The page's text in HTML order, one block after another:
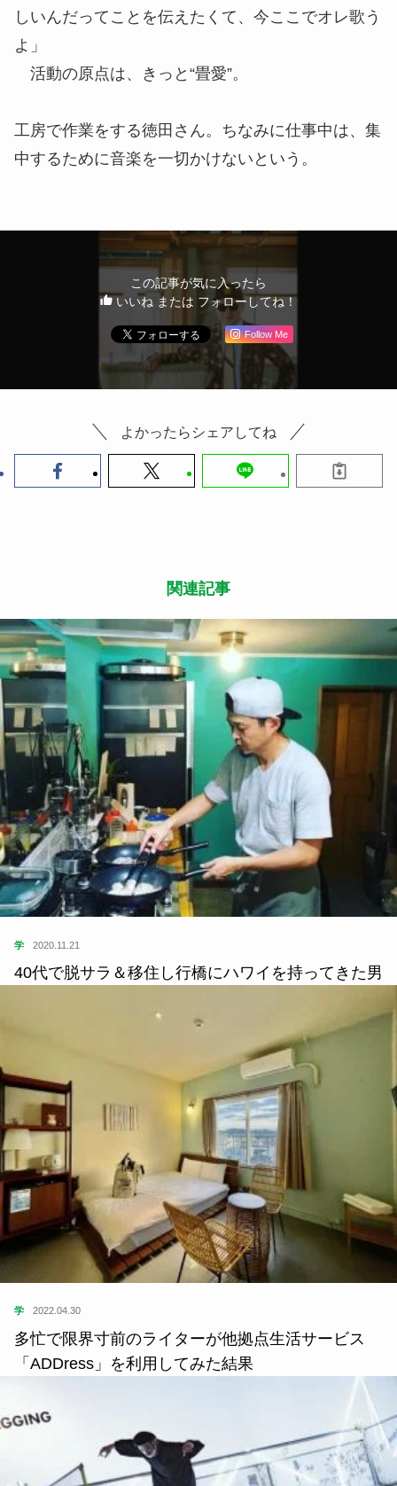
しいんだってことを伝えたくて、今ここでオレ歌う
よ」
活動の原点は、きっと“畳愛”。
工房で作業をする徳田さん。ちなみに仕事中は、集
中するために音楽を一切かけないという。
この記事が気に入ったら
いいね または フォローしてね！
Follow Me
よかったらシェアしてね
関連記事
学 2020.11.21
40代で脱サラ＆移住し行橋にハワイを持ってきた男
学 2022.04.30
多忙で限界寸前のライターが他拠点生活サービス
「ADDress」を利用してみた結果